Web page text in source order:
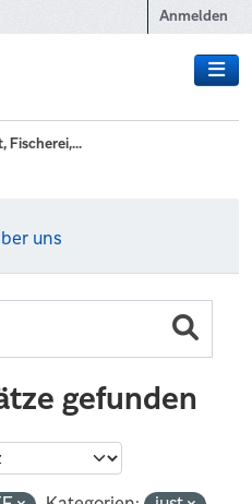
Anmelden
Fischerei,...
uns
gefunden